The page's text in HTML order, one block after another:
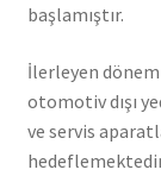
başlamıştır.
İlerleyen
otomotiv dışı
ve servis